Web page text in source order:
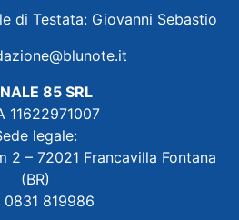
di Testata: Giovanni Sebastio
85 SRL
11622971007
legale:
2 – 72021 Francavilla Fontana
(BR)
0831 819986